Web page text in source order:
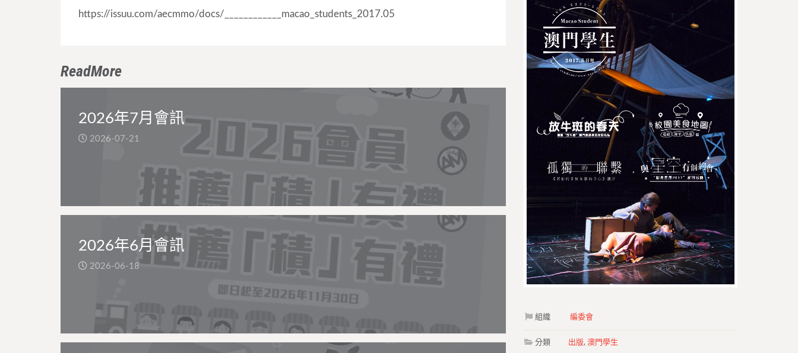
https://issuu.com/aecmmo/docs/____________macao_students_2017.05
ReadMore
2026年7月會訊
2026-07-21
2026年6月會訊
2026-06-18
組織 編委會
分類 出版,澳門學生